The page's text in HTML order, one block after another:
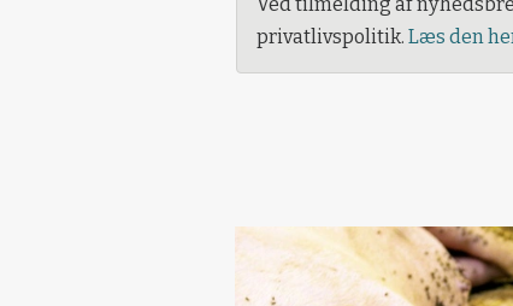
privatlivspolitik. Læs den